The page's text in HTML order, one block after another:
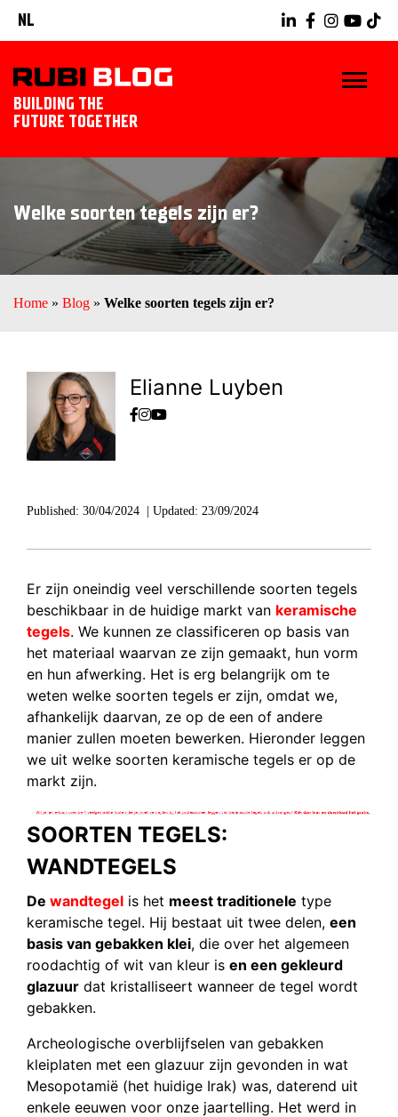
NL
BUILDING THE
FUTURE TOGETHER
TIPS & TRICKS
RUBI GEREEDSCHAPPEN
TEGELWERK IDEEËN
Welke soorten tegels zijn er?
Home » Blog » Welke soorten tegels zijn er?
Elianne Luyben
Published: 30/04/2024 Updated: 23/09/2024
Er zijn oneindig veel verschillende soorten tegels
beschikbaar in de huidige markt van keramische
tegels. We kunnen ze classificeren op basis van
het materiaal waarvan ze zijn gemaakt, hun vorm
en hun afwerking. Het is erg belangrijk om te
weten welke soorten tegels er zijn, omdat we,
afhankelijk daarvan, ze op de een of andere
manier zullen moeten bewerken. Hieronder leggen
we uit welke soorten keramische tegels er op de
markt zijn.
SOORTEN TEGELS:
WANDTEGELS
De wandtegel is het meest traditionele type
keramische tegel. Hij bestaat uit twee delen, een
basis van gebakken klei, die over het algemeen
roodachtig of wit van kleur is en een gekleurd
glazuur dat kristalliseert wanneer de tegel wordt
gebakken.
Archeologische overblijfselen van gebakken
kleiplaten met een glazuur zijn gevonden in wat
Mesopotamië (het huidige Irak) was, daterend uit
enkele eeuwen voor onze jaartelling. Het werd in